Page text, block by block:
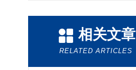
相关文章
RELATED ARTICLES